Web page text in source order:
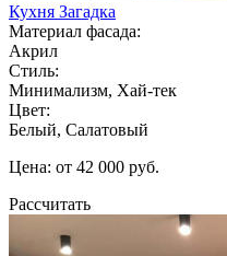
Кухня Загадка
Материал фасада:
Акрил
Стиль:
Минимализм, Хай-тек
Цвет:
Белый, Салатовый
Цена: от 42 000 руб.
Рассчитать